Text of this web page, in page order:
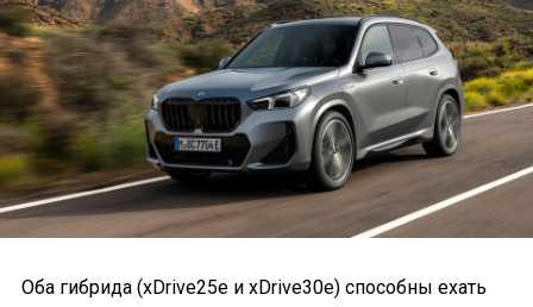
Оба гибрида (xDrive25e и xDrive30e) способны ехать